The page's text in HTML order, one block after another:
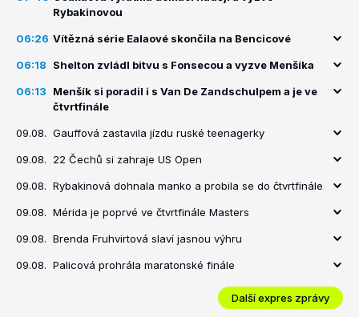
Rybakinovou
06:26 Vítězná série Ealaové skončila na Bencicové
06:18 Shelton zvládl bitvu s Fonsecou a vyzve Menšíka
06:13
Menšík si poradil i s Van De Zandschulpem a je ve
čtvrtfinále
09.08. Gauffová zastavila jízdu ruské teenagerky
09.08. 22 Čechů si zahraje US Open
09.08. Rybakinová dohnala manko a probila se do čtvrtfinále
09.08. Mérida je poprvé ve čtvrtfinále Masters
09.08. Brenda Fruhvirtová slaví jasnou výhru
09.08. Palicová prohrála maratonské finále
Další expres zprávy